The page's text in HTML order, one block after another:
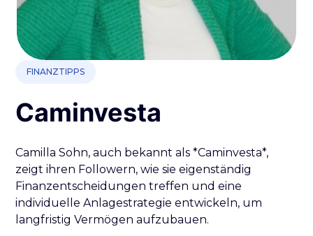
FINANZTIPPS
Caminvesta
Camilla Sohn, auch bekannt als *Caminvesta*,
zeigt ihren Followern, wie sie eigenständig
Finanzentscheidungen treffen und eine
individuelle Anlagestrategie entwickeln, um
langfristig Vermögen aufzubauen.